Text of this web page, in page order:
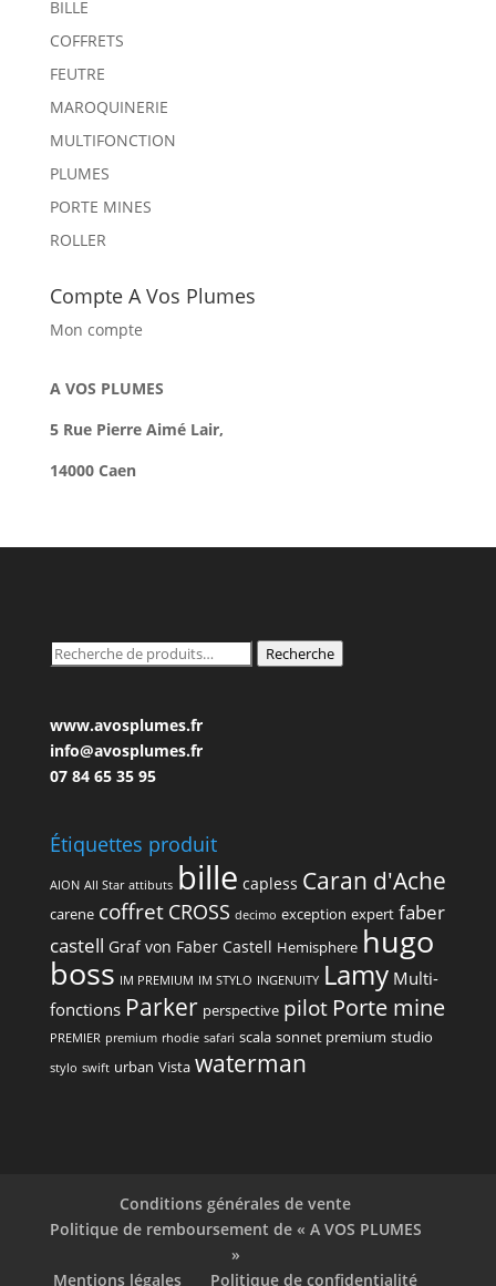
BILLE
COFFRETS
FEUTRE
MAROQUINERIE
MULTIFONCTION
PLUMES
PORTE MINES
ROLLER
Compte A Vos Plumes
Mon compte
A VOS PLUMES
5 Rue Pierre Aimé Lair,
14000 Caen
Recherche
Recherche
www.avosplumes.fr
info@avosplumes.fr
07 84 65 35 95
Étiquettes produit
AION All Star attibuts bille capless Caran d'Ache
carene coffret CROSS decimo exception expert faber
castell Graf von Faber Castell Hemisphere hugo
boss IM PREMIUM IM STYLO INGENUITY Lamy Multi-
fonctions Parker perspective pilot Porte mine
PREMIER premium rhodie safari scala sonnet premium studio
stylo swift urban Vista waterman
Conditions générales de vente
Politique de remboursement de « A VOS PLUMES
»
Mentions légales
Politique de confidentialité